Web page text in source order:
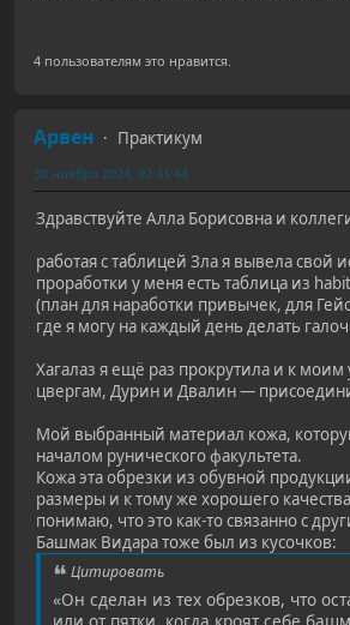
4 пользователям это нравится.
Арвен
Практикум
30 ноября 2024, 02:41:44
Здравствуйте Алла Борисовна и
работая с таблицей Зла я вывела свой
проработки у меня есть таблица из
(план для наработки привычек, для
где я могу на каждый день делать
Хагалаз я ещё раз прокрутила и к
цвергам, Дурин и Двалин —
Мой выбранный материал кожа,
началом рунического факультета.
Кожа эта обрезки из обувной
размеры и к тому же хорошего
понимаю, что это как-то связанно с
Башмак Видара тоже был из кусочков:
Цитировать
«Он сделан из тех обрезков, что